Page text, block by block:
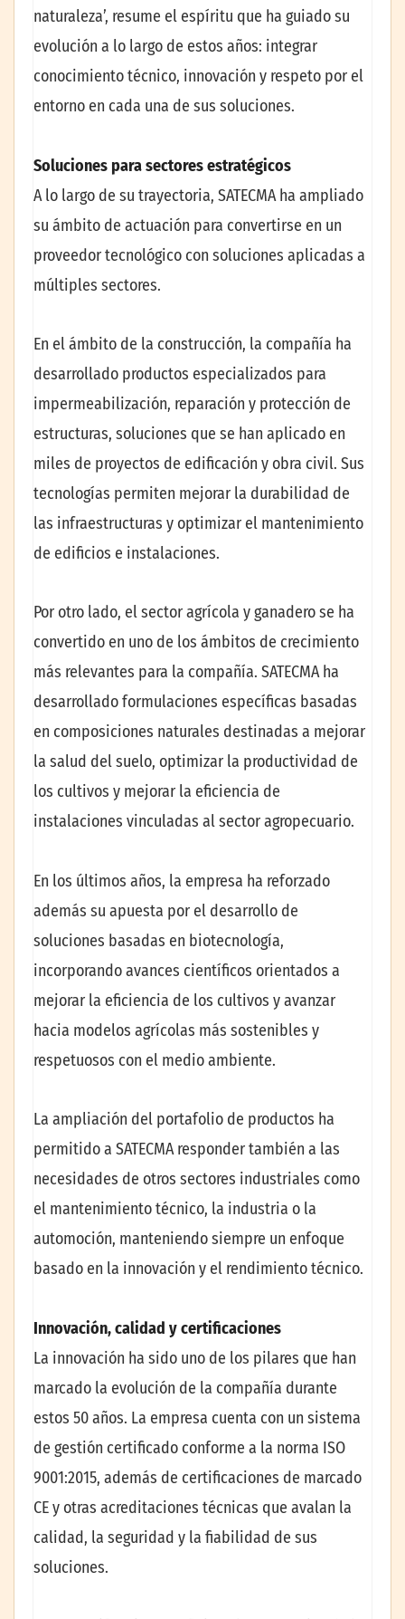
naturaleza’, resume el espíritu que ha guiado su
evolución a lo largo de estos años: integrar
conocimiento técnico, innovación y respeto por el
entorno en cada una de sus soluciones.
Soluciones para sectores estratégicos
A lo largo de su trayectoria, SATECMA ha ampliado
su ámbito de actuación para convertirse en un
proveedor tecnológico con soluciones aplicadas a
múltiples sectores.
En el ámbito de la construcción, la compañía ha
desarrollado productos especializados para
impermeabilización, reparación y protección de
estructuras, soluciones que se han aplicado en
miles de proyectos de edificación y obra civil. Sus
tecnologías permiten mejorar la durabilidad de
las infraestructuras y optimizar el mantenimiento
de edificios e instalaciones.
Por otro lado, el sector agrícola y ganadero se ha
convertido en uno de los ámbitos de crecimiento
más relevantes para la compañía. SATECMA ha
desarrollado formulaciones específicas basadas
en composiciones naturales destinadas a mejorar
la salud del suelo, optimizar la productividad de
los cultivos y mejorar la eficiencia de
instalaciones vinculadas al sector agropecuario.
En los últimos años, la empresa ha reforzado
además su apuesta por el desarrollo de
soluciones basadas en biotecnología,
incorporando avances científicos orientados a
mejorar la eficiencia de los cultivos y avanzar
hacia modelos agrícolas más sostenibles y
respetuosos con el medio ambiente.
La ampliación del portafolio de productos ha
permitido a SATECMA responder también a las
necesidades de otros sectores industriales como
el mantenimiento técnico, la industria o la
automoción, manteniendo siempre un enfoque
basado en la innovación y el rendimiento técnico.
Innovación, calidad y certificaciones
La innovación ha sido uno de los pilares que han
marcado la evolución de la compañía durante
estos 50 años. La empresa cuenta con un sistema
de gestión certificado conforme a la norma ISO
9001:2015, además de certificaciones de marcado
CE y otras acreditaciones técnicas que avalan la
calidad, la seguridad y la fiabilidad de sus
soluciones.